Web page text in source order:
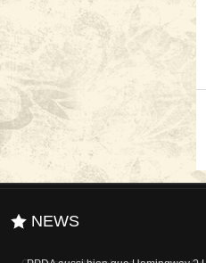
NEWS
Carnivore, ichtyophage ou carnassier,
Parce que Faut-il manger des animaux